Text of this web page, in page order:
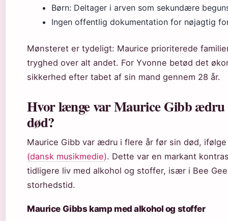
Børn: Deltager i arven som sekundære
Ingen offentlig dokumentation for nøjagtig
Mønsteret er tydeligt: Maurice prioriterede
tryghed over alt andet. For Yvonne betød det
sikkerhed efter tabet af sin mand gennem 28 år.
Hvor længe var Maurice Gibb ædru
død?
Maurice Gibb var ædru i flere år før sin død,
(dansk musikmedie). Dette var en markant
tidligere liv med alkohol og stoffer, især i Bee
storhedstid.
Maurice Gibbs kamp med alkohol og stoffer